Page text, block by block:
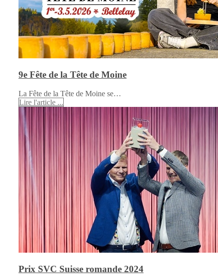
9e Fête de la Tête de Moine
La Fête de la Tête de Moine se…
Lire l'article ...
Prix SVC Suisse romande 2024